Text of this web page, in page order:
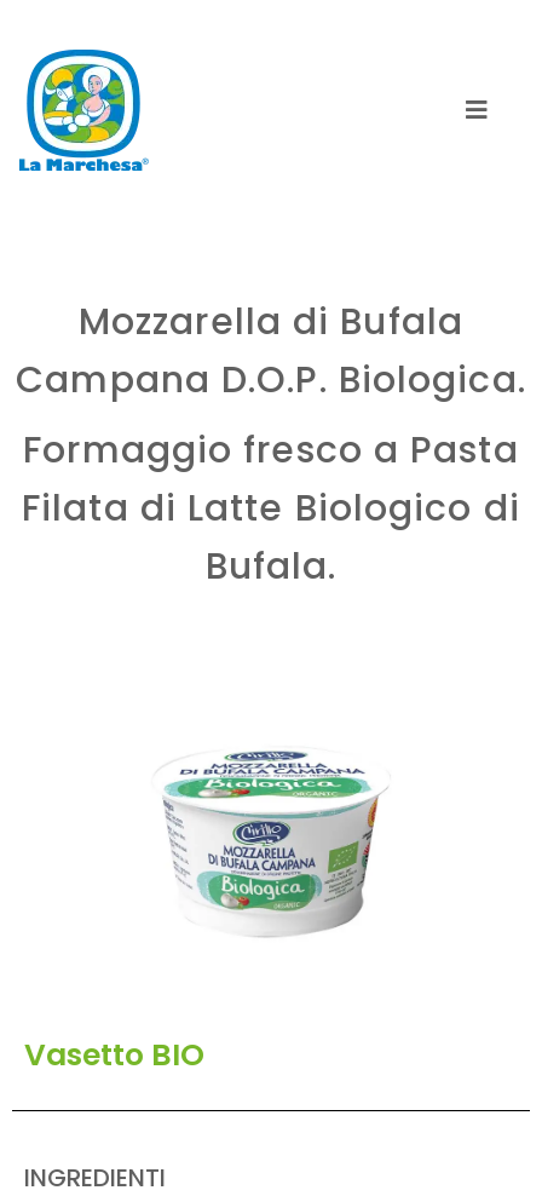
Mozzarella di Bufala
Campana D.O.P. Biologica.
Formaggio fresco a Pasta
Filata di Latte Biologico di
Bufala.
Vasetto BIO
INGREDIENTI